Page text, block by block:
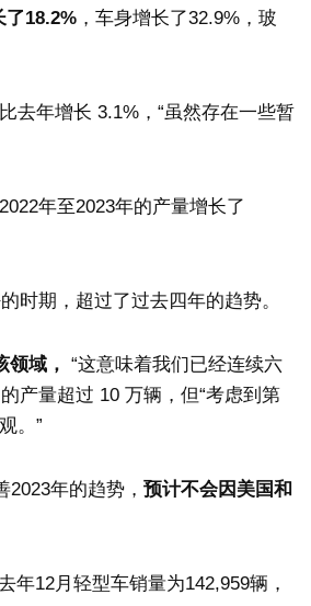
了18.2% ，车身增长了32.9%，玻
比去年增长 3.1%，“虽然存在一些暂
年至2023年的产量增长了
时期，超过了过去四年的趋势。
域， “这意味着我们已经连续六
产量超过 10 万辆，但“考虑到第
。”
年的趋势， 预计不会因美国和
年12月轻型车销量为142,959辆，